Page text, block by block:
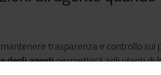
trasparenza e controllo sui
degli agentipermetterà agli utenti di